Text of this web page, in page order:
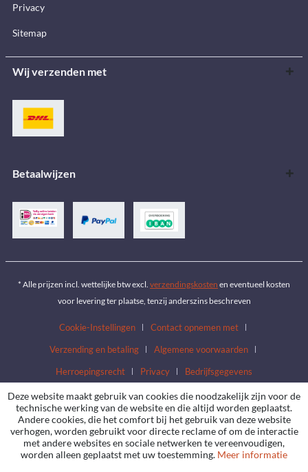
Privacy
Sitemap
Wij verzenden met
Betaalwijzen
* Alle prijzen incl. wettelijke btw excl. verzendingskosten en eventueel kosten
voor levering ter plaatse, tenzij anderszins beschreven
Cookie-Instellingen
Contact opnemen met
Verzending en betaling
Algemene voorwaarden
Herroepingsrecht
Privacy Bedrijfsgegevens
Deze website maakt gebruik van cookies die noodzakelijk zijn voor de
technische werking van de website en die altijd worden geplaatst.
Andere cookies, die het comfort bij het gebruik van deze website
verhogen, worden gebruikt voor directe reclame of om de interactie
met andere websites en sociale netwerken te vereenvoudigen,
worden alleen geplaatst met uw toestemming. Meer informatie